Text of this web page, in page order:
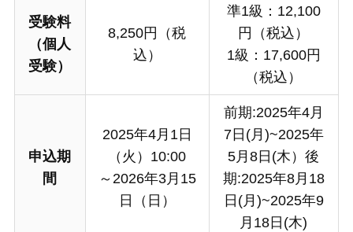
受験料
（個人
受験）
8,250円（税
込）
準1級：12,100
円（税込）
1級：17,600円
（税込）
申込期
間
2025年4月1日
（火）10:00
～2026年3月15
日（日）
前期:2025年4月
7日(月)~2025年
5月8日(木）後
期:2025年8月18
日(月)~2025年9
月18日(木)